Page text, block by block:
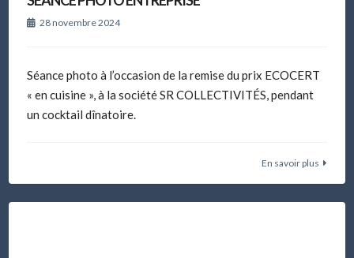
28 novembre 2024
Séance photo à l’occasion de la remise du prix ECOCERT
« en cuisine », à la société SR COLLECTIVITÉS, pendant
un cocktail dînatoire.
En savoir plus